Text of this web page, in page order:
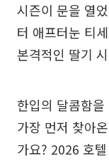
시즌이 문을 열
터 애프터눈 티
본격적인 딸기
한입의 달콤함
가장 먼저 찾아
가요? 2026 호